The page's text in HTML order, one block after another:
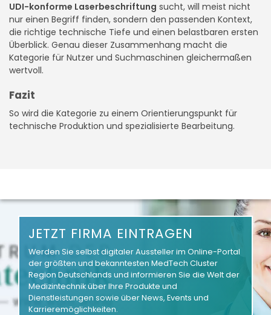
UDI-konforme Laserbeschriftung sucht, will meist nicht
nur einen Begriff finden, sondern den passenden Kontext,
die richtige technische Tiefe und einen belastbaren ersten
Überblick. Genau dieser Zusammenhang macht die
Kategorie für Nutzer und Suchmaschinen gleichermaßen
wertvoll.
Fazit
So wird die Kategorie zu einem Orientierungspunkt für
technische Produktion und spezialisierte Bearbeitung.
JETZT FIRMA EINTRAGEN
Werden Sie selbst digitaler Aussteller im Online-Portal
der größten und bekanntesten MedTech Cluster
Region Deutschlands und informieren Sie die Welt der
Medizintechnik über Ihre Produkte und
Dienstleistungen sowie über News, Events und
Karrieremöglichkeiten.